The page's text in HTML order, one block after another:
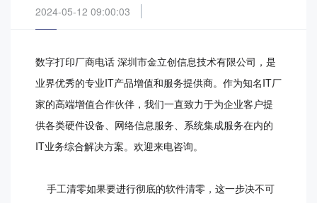
2024-05-12 09:00:03
数字打印厂商电话 深圳市金立创信息技术有限公司，是
业界优秀的专业IT产品增值和服务提供商。作为知名IT厂
家的高端增值合作伙伴，我们一直致力于为企业客户提
供各类硬件设备、网络信息服务、系统集成服务在内的
IT业务综合解决方案。欢迎来电咨询。
手工清零如果要进行彻底的软件清零，这一步决不可